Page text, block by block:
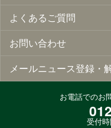
よくあるご質問
お問い合わせ
メールニュース登録・
お電話でのお
受付